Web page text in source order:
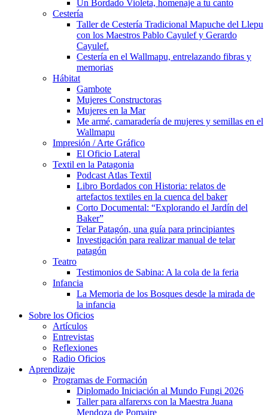
Un Bordado Violeta, homenaje a tu canto
Cestería
Taller de Cestería Tradicional Mapuche del Llepu
con los Maestros Pablo Cayulef y Gerardo
Cayulef.
Cestería en el Wallmapu, entrelazando fibras y
memorias
Hábitat
Gambote
Mujeres Constructoras
Mujeres en la Mar
Me armé, camaradería de mujeres y semillas en el
Wallmapu
Impresión / Arte Gráfico
El Oficio Lateral
Textil en la Patagonia
Podcast Atlas Textil
Libro Bordados con Historia: relatos de
artefactos textiles en la cuenca del baker
Corto Documental: “Explorando el Jardín del
Baker”
Telar Patagón, una guía para principiantes
Investigación para realizar manual de telar
patagón
Teatro
Testimonios de Sabina: A la cola de la feria
Infancia
La Memoria de los Bosques desde la mirada de
la infancia
Sobre los Oficios
Artículos
Entrevistas
Reflexiones
Radio Oficios
Aprendizaje
Programas de Formación
Diplomado Iniciación al Mundo Fungi 2026
Taller para alfarerxs con la Maestra Juana
Mendoza de Pomaire